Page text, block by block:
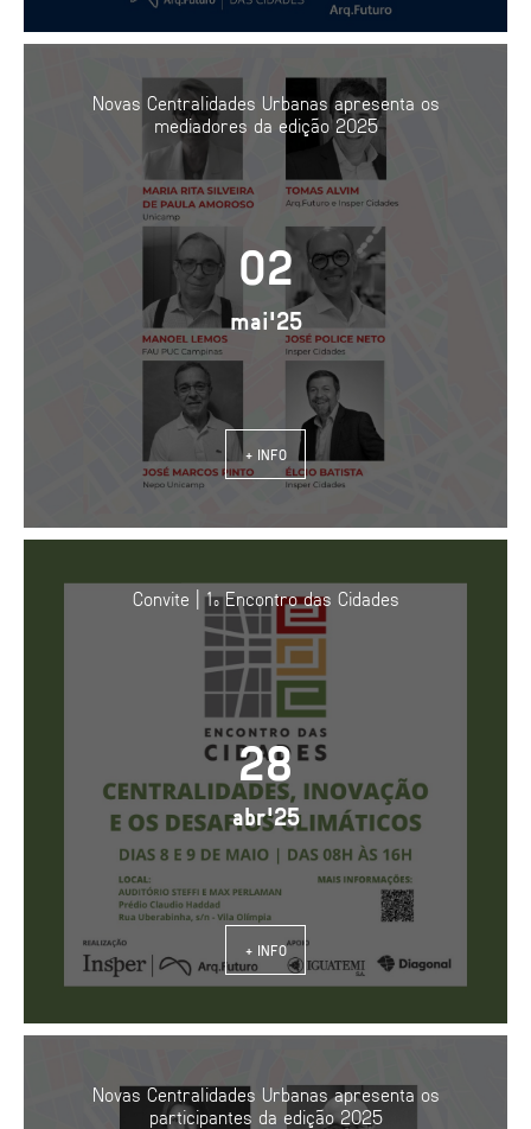
Novas Centralidades Urbanas apresenta os
mediadores da edição 2025
02
mai'25
+ INFO
Convite | 1º Encontro das Cidades
28
abr'25
+ INFO
Novas Centralidades Urbanas apresenta os
participantes da edição 2025